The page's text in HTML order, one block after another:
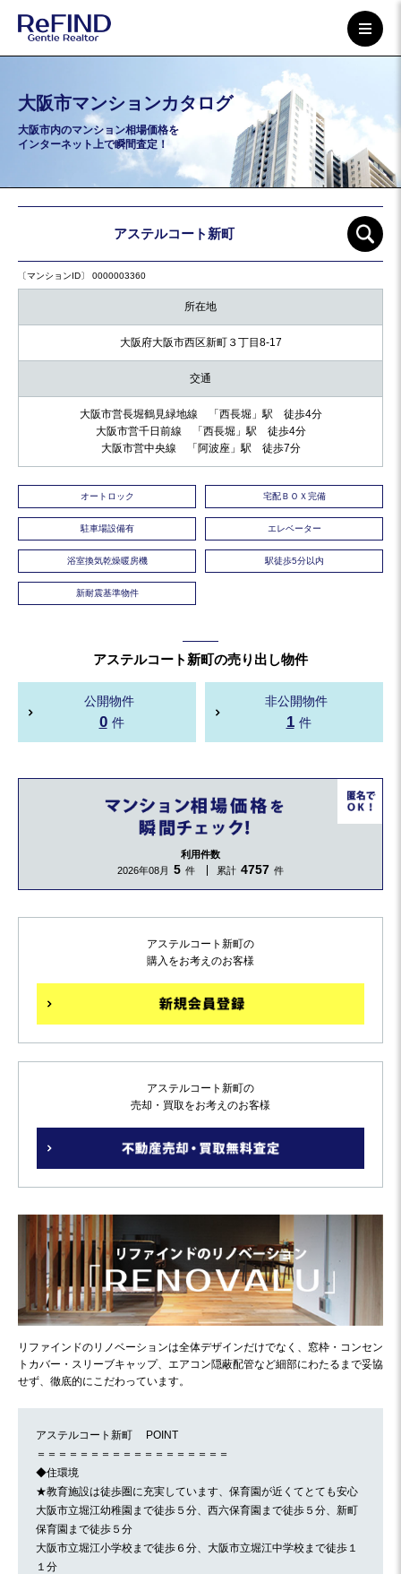
大阪市マンションカタログ
大阪市内のマンション相場価格を
インターネット上で瞬間査定！
アステルコート新町
〔マンションID〕 0000003360
所在地
大阪府大阪市西区新町３丁目8-17
交通
大阪市営長堀鶴見緑地線 「西長堀」駅 徒歩4分
大阪市営千日前線 「西長堀」駅 徒歩4分
大阪市営中央線 「阿波座」駅 徒歩7分
オートロック 宅配ＢＯＸ完備
駐車場設備有 エレベーター
浴室換気乾燥暖房機 駅徒歩5分以内
新耐震基準物件
アステルコート新町の売り出し物件
公開物件
0 件
非公開物件
1 件
利用件数
2026年08月
5 件 累計 4757 件
アステルコート新町の
購入をお考えのお客様
アステルコート新町の
売却・買取をお考えのお客様
リファインドのリノベーションは全体デザインだけでなく、窓枠・コンセン
トカバー・スリーブキャップ、エアコン隠蔽配管など細部にわたるまで妥協
せず、徹底的にこだわっています。
アステルコート新町 POINT
＝＝＝＝＝＝＝＝＝＝＝＝＝＝＝＝＝＝
◆住環境
★教育施設は徒歩圏に充実しています、保育園が近くてとても安心
大阪市立堀江幼稚園まで徒歩５分、西六保育園まで徒歩５分、新町
保育園まで徒歩５分
大阪市立堀江小学校まで徒歩６分、大阪市立堀江中学校まで徒歩１
１分